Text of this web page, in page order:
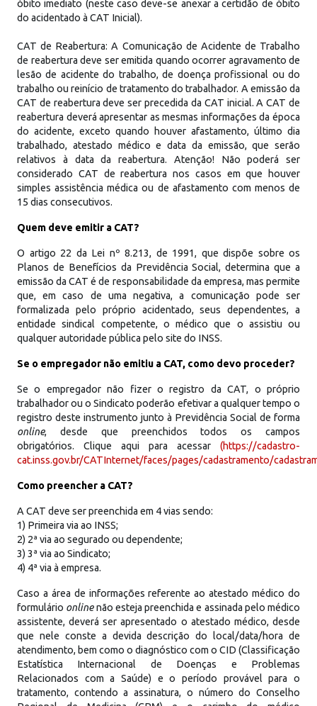
óbito imediato (neste caso deve-se anexar a certidão de óbito
do acidentado à CAT Inicial).
CAT de Reabertura: A Comunicação de Acidente de Trabalho
de reabertura deve ser emitida quando ocorrer agravamento de
lesão de acidente do trabalho, de doença profissional ou do
trabalho ou reinício de tratamento do trabalhador. A emissão da
CAT de reabertura deve ser precedida da CAT inicial. A CAT de
reabertura deverá apresentar as mesmas informações da época
do acidente, exceto quando houver afastamento, último dia
trabalhado, atestado médico e data da emissão, que serão
relativos à data da reabertura. Atenção! Não poderá ser
considerado CAT de reabertura nos casos em que houver
simples assistência médica ou de afastamento com menos de
15 dias consecutivos.
Quem deve emitir a CAT?
O artigo 22 da Lei nº 8.213, de 1991, que dispõe sobre os
Planos de Benefícios da Previdência Social, determina que a
emissão da CAT é de responsabilidade da empresa, mas permite
que, em caso de uma negativa, a comunicação pode ser
formalizada pelo próprio acidentado, seus dependentes, a
entidade sindical competente, o médico que o assistiu ou
qualquer autoridade pública pelo site do INSS.
Se o empregador não emitiu a CAT, como devo proceder?
Se o empregador não fizer o registro da CAT, o próprio
trabalhador ou o Sindicato poderão efetivar a qualquer tempo o
registro deste instrumento junto à Previdência Social de forma
online, desde que preenchidos todos os campos
obrigatórios. Clique aqui para acessar (https://cadastro-
cat.inss.gov.br/CATInternet/faces/pages/cadastramento/
Como preencher a CAT?
A CAT deve ser preenchida em 4 vias sendo:
1) Primeira via ao INSS;
2) 2ª via ao segurado ou dependente;
3) 3ª via ao Sindicato;
4) 4ª via à empresa.
Caso a área de informações referente ao atestado médico do
formulário onlinenão esteja preenchida e assinada pelo médico
assistente, deverá ser apresentado o atestado médico, desde
que nele conste a devida descrição do local/data/hora de
atendimento, bem como o diagnóstico com o CID (Classificação
Estatística Internacional de Doenças e Problemas
Relacionados com a Saúde) e o período provável para o
tratamento, contendo a assinatura, o número do Conselho